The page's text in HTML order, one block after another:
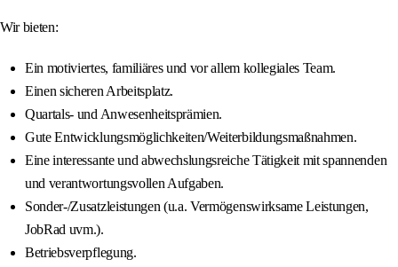
Wir bieten:
Ein motiviertes, familiäres und vor allem kollegiales Team.
Einen sicheren Arbeitsplatz.
Quartals- und Anwesenheitsprämien.
Gute Entwicklungsmöglichkeiten/Weiterbildungsmaßnahmen.
Eine interessante und abwechslungsreiche Tätigkeit mit spannenden
und verantwortungsvollen Aufgaben.
Sonder-/Zusatzleistungen (u.a. Vermögenswirksame Leistungen,
JobRad uvm.).
Betriebsverpflegung.